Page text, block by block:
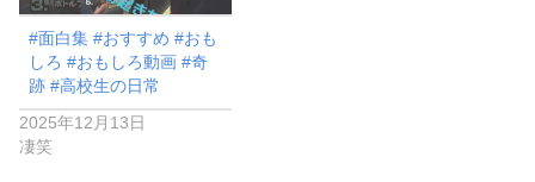
#面白集 #おすすめ #おも
しろ #おもしろ動画 #奇
跡 #高校生の日常
2025年12月13日
凄笑